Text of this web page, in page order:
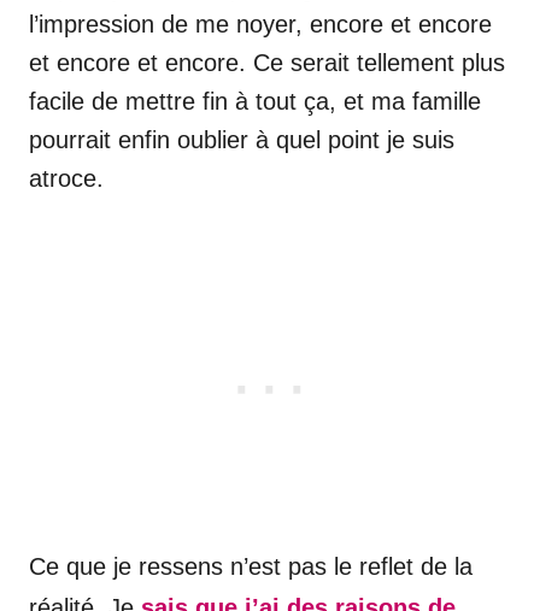
l’impression de me noyer, encore et encore
et encore et encore. Ce serait tellement plus
facile de mettre fin à tout ça, et ma famille
pourrait enfin oublier à quel point je suis
atroce.
Ce que je ressens n’est pas le reflet de la